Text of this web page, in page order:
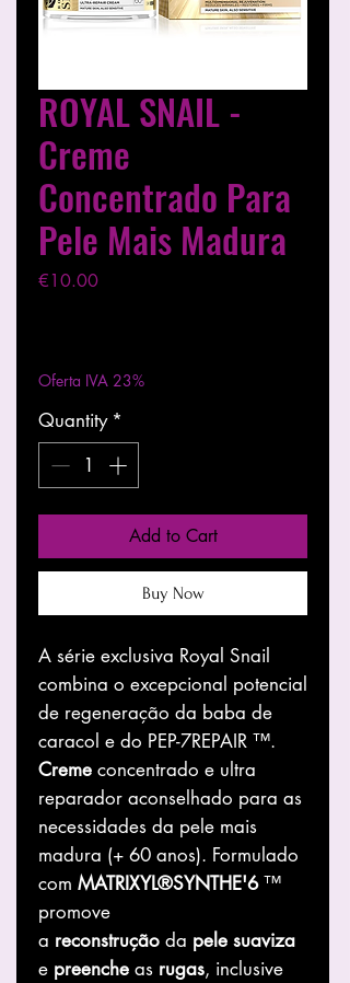
ROYAL SNAIL -
Creme
Concentrado Para
Pele Mais Madura
€10.00Price
Oferta IVA 23%
Quantity *
Add to Cart
Buy Now
A série exclusiva Royal Snail
combina o excepcional potencial
de regeneração da baba de
caracol e do PEP-7REPAIR ™.
Creme concentrado e ultra
reparador aconselhado para as
necessidades da pele mais
madura (+ 60 anos). Formulado
com MATRIXYL®SYNTHE'6™
promove
a reconstrução da pele suaviza
e preenche as rugas, inclusive